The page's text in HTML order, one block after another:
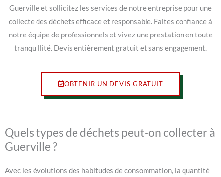
Guerville et sollicitez les services de notre entreprise pour une
collecte des déchets efficace et responsable. Faites confiance à
notre équipe de professionnels et vivez une prestation en toute
tranquillité. Devis entièrement gratuit et sans engagement.
OBTENIR UN DEVIS GRATUIT
Quels types de déchets peut-on collecter à
Guerville ?
Avec les évolutions des habitudes de consommation, la quantité